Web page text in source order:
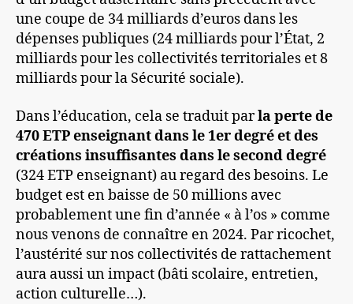
une coupe de 34 milliards d’euros dans les
dépenses publiques (24 milliards pour l’État, 2
milliards pour les collectivités territoriales et 8
milliards pour la Sécurité sociale).
Dans l’éducation, cela se traduit parla perte de
470 ETP enseignant dans le 1er degré et des
créations insuffisantes dans le second degré
(324 ETP enseignant) au regard des besoins. Le
budget est en baisse de 50 millions avec
probablement une fin d’année « à l’os » comme
nous venons de connaître en 2024. Par ricochet,
l’austérité sur nos collectivités de rattachement
aura aussi un impact (bâti scolaire, entretien,
action culturelle…).